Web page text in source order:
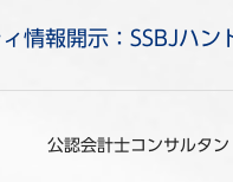
ィ情報開示：SSBJハ
公認会計士コンサルタン